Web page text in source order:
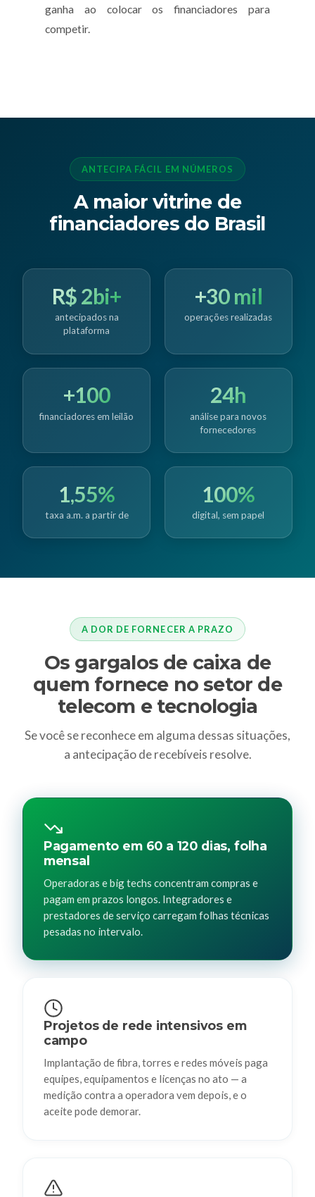
ganha ao colocar os financiadores para
competir.
ANTECIPA FÁCIL EM NÚMEROS
A maior vitrine de
financiadores do Brasil
R$ 2bi+
antecipados na
plataforma
+30 mil
operações realizadas
+100
financiadores em leilão
24h
análise para novos
fornecedores
1,55%
taxa a.m. a partir de
100%
digital, sem papel
A DOR DE FORNECER A PRAZO
Os gargalos de caixa de
quem fornece no setor de
telecom e tecnologia
Se você se reconhece em alguma dessas situações,
a antecipação de recebíveis resolve.
Pagamento em 60 a 120 dias, folha
mensal
Operadoras e big techs concentram compras e
pagam em prazos longos. Integradores e
prestadores de serviço carregam folhas técnicas
pesadas no intervalo.
Projetos de rede intensivos em
campo
Implantação de fibra, torres e redes móveis paga
equipes, equipamentos e licenças no ato — a
medição contra a operadora vem depois, e o
aceite pode demorar.